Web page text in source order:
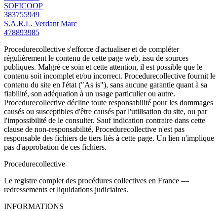
SOFICOOP
383755949
S.A.R.L. Verdant Marc
478893985
Procedurecollective s'efforce d'actualiser et de compléter
régulièrement le contenu de cette page web, issu de sources
publiques. Malgré ce soin et cette attention, il est possible que le
contenu soit incomplet et/ou incorrect. Procedurecollective fournit le
contenu du site en l'état ("As is"), sans aucune garantie quant à sa
fiabilité, son adéquation à un usage particulier ou autre.
Procedurecollective décline toute responsabilité pour les dommages
causés ou susceptibles d'être causés par l'utilisation du site, ou par
l'impossibilité de le consulter. Sauf indication contraire dans cette
clause de non-responsabilité, Procedurecollective n'est pas
responsable des fichiers de tiers liés à cette page. Un lien n'implique
pas d'approbation de ces fichiers.
Procedurecollective
Le registre complet des procédures collectives en France —
redressements et liquidations judiciaires.
INFORMATIONS